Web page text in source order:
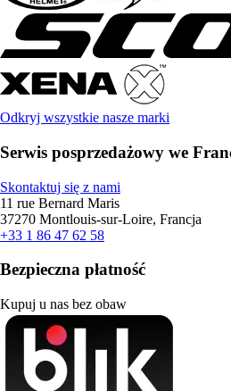
Odkryj wszystkie nasze marki
Serwis posprzedażowy we
Skontaktuj się z nami
11 rue Bernard Maris
37270 Montlouis-sur-Loire, Francja
+33 1 86 47 62 58
Bezpieczna płatność
Kupuj u nas bez obaw